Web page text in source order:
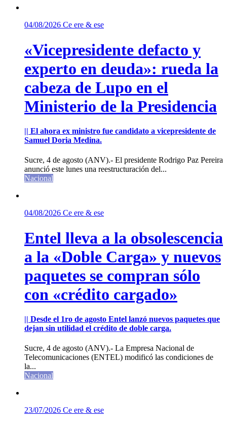
04/08/2026 Ce ere & ese
«Vicepresidente defacto y
experto en deuda»: rueda la
cabeza de Lupo en el
Ministerio de la Presidencia
|| El ahora ex ministro fue candidato a vicepresidente de
Samuel Doria Medina.
Sucre, 4 de agosto (ANV).- El presidente Rodrigo Paz Pereira
anunció este lunes una reestructuración del...
Nacional
04/08/2026 Ce ere & ese
Entel lleva a la obsolescencia
a la «Doble Carga» y nuevos
paquetes se compran sólo
con «crédito cargado»
|| Desde el 1ro de agosto Entel lanzó nuevos paquetes que
dejan sin utilidad el crédito de doble carga.
Sucre, 4 de agosto (ANV).- La Empresa Nacional de
Telecomunicaciones (ENTEL) modificó las condiciones de
la...
Nacional
23/07/2026 Ce ere & ese